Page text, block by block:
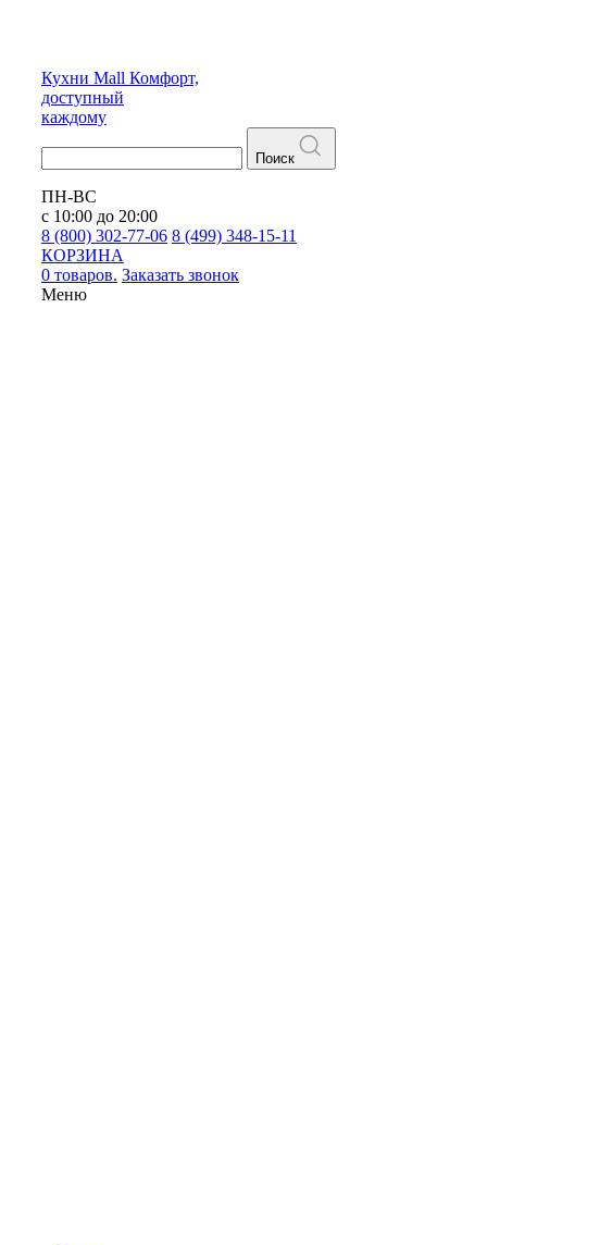
Кухни Mall Комфорт,
доступный
каждому
Поиск
ПН-ВС
с 10:00 до 20:00
8 (800) 302-77-06 8 (499) 348-15-11
КОРЗИНА
0 товаров. Заказать звонок
Меню